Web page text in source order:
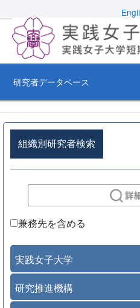
研究者データベース
組織別研究者検索
兼務先を含める
実践女子大学
研究推進機構